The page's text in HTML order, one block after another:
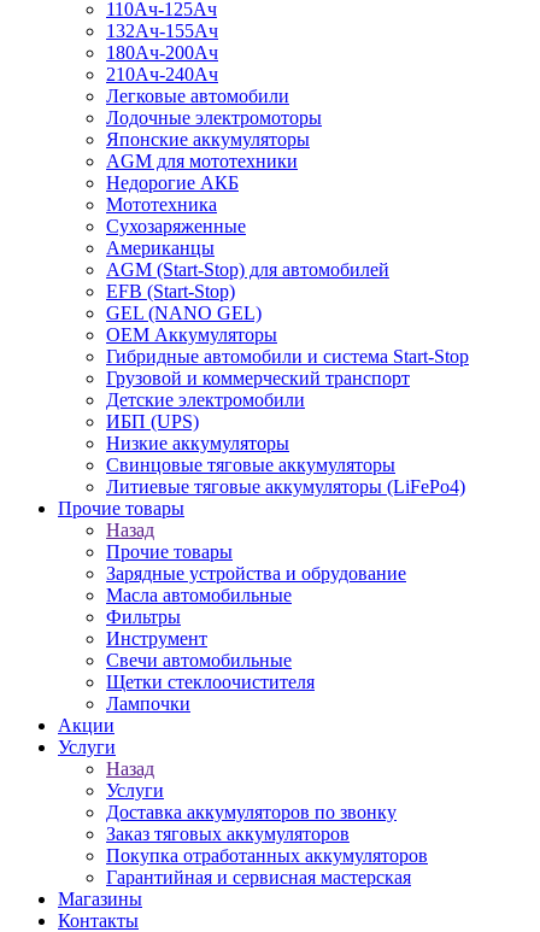
110Ач-125Ач
132Ач-155Ач
180Ач-200Ач
210Ач-240Ач
Легковые автомобили
Лодочные электромоторы
Японские аккумуляторы
AGM для мототехники
Недорогие АКБ
Мототехника
Сухозаряженные
Американцы
AGM (Start-Stop) для автомобилей
EFB (Start-Stop)
GEL (NANO GEL)
OEM Аккумуляторы
Гибридные автомобили и система Start-Stop
Грузовой и коммерческий транспорт
Детские электромобили
ИБП (UPS)
Низкие аккумуляторы
Свинцовые тяговые аккумуляторы
Литиевые тяговые аккумуляторы (LiFePo4)
Прочие товары
Назад
Прочие товары
Зарядные устройства и обрудование
Масла автомобильные
Фильтры
Инструмент
Свечи автомобильные
Щетки стеклоочистителя
Лампочки
Акции
Услуги
Назад
Услуги
Доставка аккумуляторов по звонку
Заказ тяговых аккумуляторов
Покупка отработанных аккумуляторов
Гарантийная и сервисная мастерская
Магазины
Контакты